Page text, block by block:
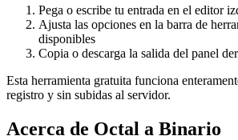
Pega o escribe tu entrada en el editor
Ajusta las opciones en la barra de
disponibles
Copia o descarga la salida del panel
Esta herramienta gratuita funciona
registro y sin subidas al servidor.
Acerca de Octal a Binario